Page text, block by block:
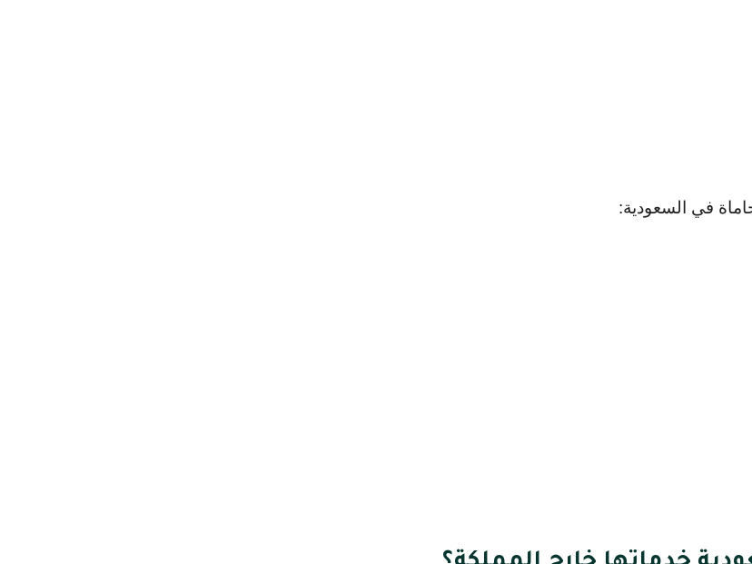
في السعودية: